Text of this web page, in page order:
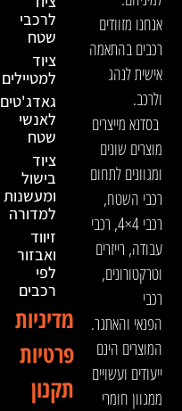
אנחנו מזוודים
רכבים בהתאמה
אישית לנהג
ולרכב.
בסדנא מייצרים
מוצרים שונים
ומגוונים לתחום
רכבי השטח,
רכבי 4×4, רכבי
עבודה, רייזרים
וטרקטורונים,
רכבי
הפנאי והאתגר.
המוצרים הינם
ייעודים ועשויים
ממגוון חומרי
לרכבי
שטח
ציוד
למטיילים
גאדג'טים
לאנשי
שטח
ציוד
בישול
ומעשנות
למדורה
זיווד
ואבזור
לפי
רכבים
מדיניות
פרטיות
תקנון